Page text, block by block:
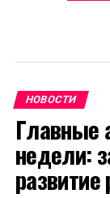
НОВОСТИ
Главные
недели:
развитие